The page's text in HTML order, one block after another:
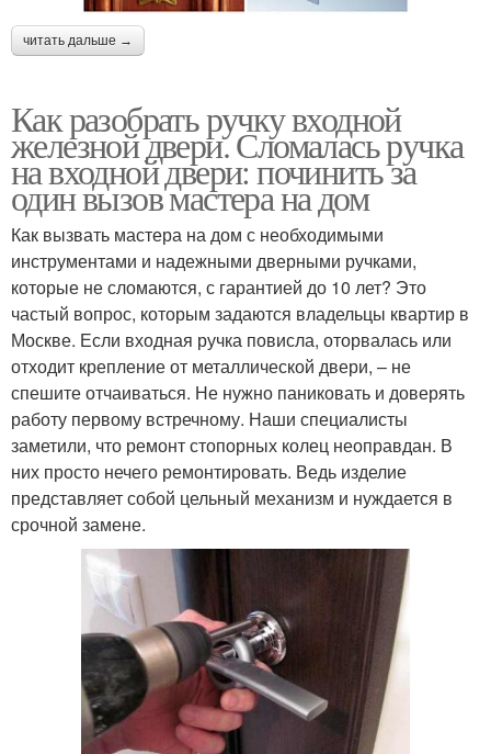
читать дальше →
Как разобрать ручку входной
железной двери. Сломалась ручка
на входной двери: починить за
один вызов мастера на дом
Как вызвать мастера на дом с необходимыми
инструментами и надежными дверными ручками,
которые не сломаются, с гарантией до 10 лет? Это
частый вопрос, которым задаются владельцы квартир в
Москве. Если входная ручка повисла, оторвалась или
отходит крепление от металлической двери, – не
спешите отчаиваться. Не нужно паниковать и доверять
работу первому встречному. Наши специалисты
заметили, что ремонт стопорных колец неоправдан. В
них просто нечего ремонтировать. Ведь изделие
представляет собой цельный механизм и нуждается в
срочной замене.